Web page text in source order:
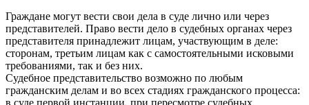
Граждане могут вести свои дела в суде лично или через
представителей. Право вести дело в судебных органах через
представителя принадлежит лицам, участвующим в деле:
сторонам, третьим лицам как с самостоятельными исковыми
требованиями, так и без них.
Судебное представительство возможно по любым
гражданским делам и во всех стадиях гражданского процесса: